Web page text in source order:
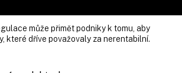
může přimět podniky k tomu, aby
které dříve považovaly za nerentabilní.